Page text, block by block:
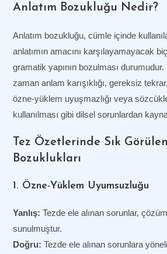
Anlatım Bozukluğu Nedir?
Anlatım bozukluğu, cümle içinde
anlatımın amacını karşılayamayacak
gramatik yapının bozulması
zaman anlam karışıklığı, gereksiz
özne-yüklem uyuşmazlığı veya
kullanılması gibi dilsel sorunlardan
Tez Özetlerinde Sık
Bozuklukları
1. Özne-Yüklem Uyumsuzluğu
Yanlış: Tezde ele alınan sorunlar,
sunulmuştur.
Doğru: Tezde ele alınan sorunlara